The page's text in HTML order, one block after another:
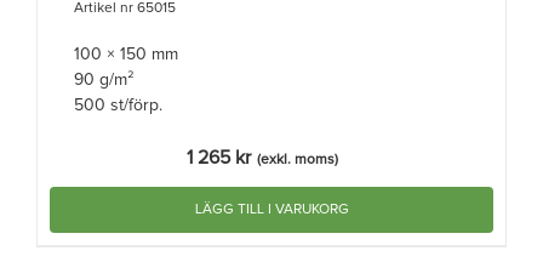
Artikel nr 65015
100 × 150 mm
90 g/m²
500 st/förp.
1 265 kr (exkl. moms)
LÄGG TILL I VARUKORG